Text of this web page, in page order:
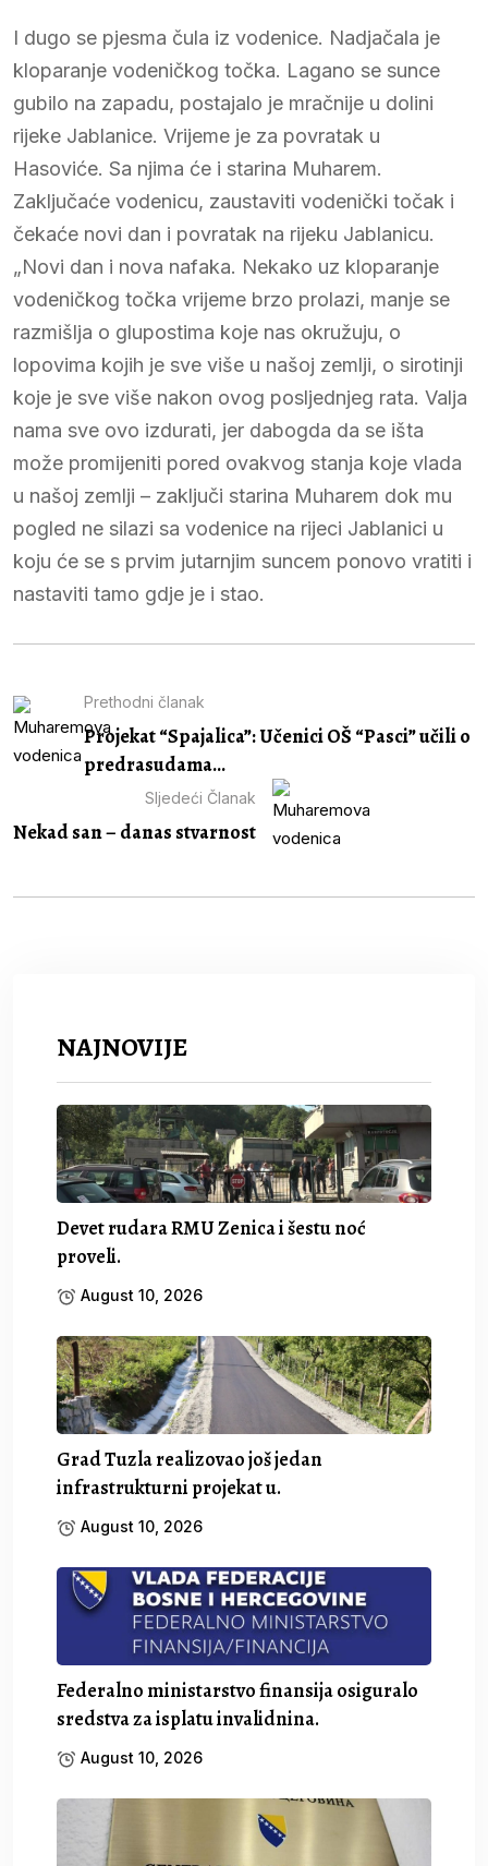
I dugo se pjesma čula iz vodenice. Nadjačala je
kloparanje vodeničkog točka. Lagano se sunce
gubilo na zapadu, postajalo je mračnije u dolini
rijeke Jablanice. Vrijeme je za povratak u
Hasoviće. Sa njima će i starina Muharem.
Zaključaće vodenicu, zaustaviti vodenički točak i
čekaće novi dan i povratak na rijeku Jablanicu.
„Novi dan i nova nafaka. Nekako uz kloparanje
vodeničkog točka vrijeme brzo prolazi, manje se
razmišlja o glupostima koje nas okružuju, o
lopovima kojih je sve više u našoj zemlji, o sirotinji
koje je sve više nakon ovog posljednjeg rata. Valja
nama sve ovo izdurati, jer dabogda da se išta
može promijeniti pored ovakvog stanja koje vlada
u našoj zemlji – zaključi starina Muharem dok mu
pogled ne silazi sa vodenice na rijeci Jablanici u
koju će se s prvim jutarnjim suncem ponovo vratiti i
nastaviti tamo gdje je i stao.
Prethodni članak
Projekat “Spajalica”: Učenici OŠ “Pasci” učili o
predrasudama...
Sljedeći Članak
Nekad san – danas stvarnost
NAJNOVIJE
Devet rudara RMU Zenica i šestu noć
proveli.
August 10, 2026
Grad Tuzla realizovao još jedan
infrastrukturni projekat u.
August 10, 2026
Federalno ministarstvo finansija osiguralo
sredstva za isplatu invalidnina.
August 10, 2026